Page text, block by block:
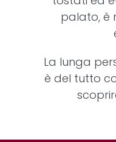
palato, è
La lunga
è del tutto